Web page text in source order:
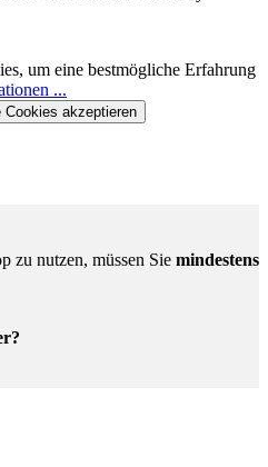
um eine bestmögliche Erfahrung
...
Cookies akzeptieren
zu nutzen, müssen Sie mindestens